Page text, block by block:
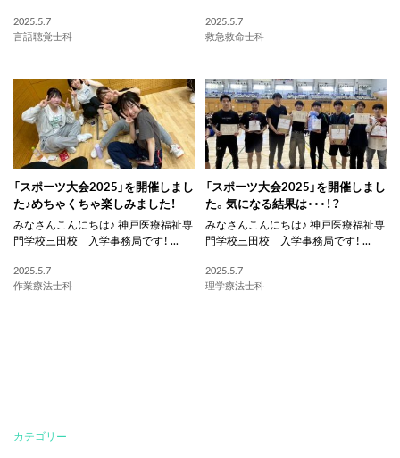
2025.5.7
言語聴覚士科
2025.5.7
救急救命士科
「スポーツ大会2025」を開催しまし
た♪めちゃくちゃ楽しみました！
みなさんこんにちは♪ 神戸医療福祉専
門学校三田校 入学事務局です！ ...
2025.5.7
作業療法士科
「スポーツ大会2025」を開催しまし
た。気になる結果は・・・！？
みなさんこんにちは♪ 神戸医療福祉専
門学校三田校 入学事務局です！ ...
2025.5.7
理学療法士科
カテゴリー